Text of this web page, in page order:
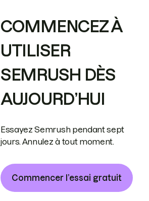
COMMENCEZ À
UTILISER
SEMRUSH DÈS
AUJOURD’HUI
Essayez Semrush pendant sept
jours. Annulez à tout moment.
Commencer l’essai gratuit